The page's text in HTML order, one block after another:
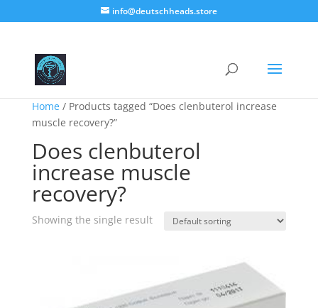
info@deutschheads.store
Home/ Products tagged “Does clenbuterol increase
muscle recovery?”
Does clenbuterol
increase muscle
recovery?
Showing the single result